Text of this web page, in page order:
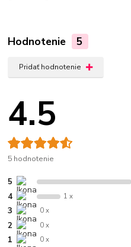
Hodnotenie 5
Pridať hodnotenie
4.5
5 hodnotenie
5
4 1 x
3 0 x
2 0 x
1 0 x